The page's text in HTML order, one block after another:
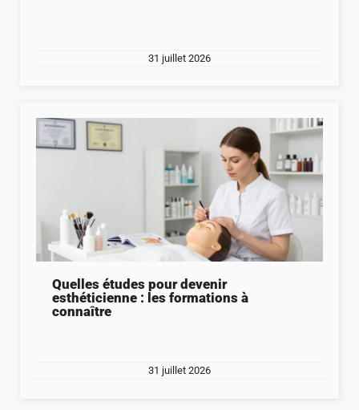
31 juillet 2026
Quelles études pour devenir
esthéticienne : les formations à
connaître
31 juillet 2026